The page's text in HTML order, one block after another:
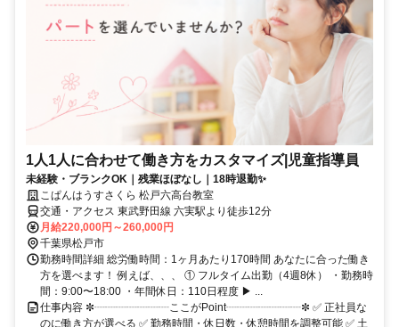
1人1人に合わせて働き方をカスタマイズ|児童指導員
未経験・ブランクOK｜残業ほぼなし｜18時退勤✨
こぱんはうすさくら 松戸六高台教室
交通・アクセス 東武野田線 六実駅より徒歩12分
月給220,000円～260,000円
千葉県松戸市
勤務時間詳細 総労働時間：1ヶ月あたり170時間 あなたに合った働き
方を選べます！ 例えば、、、 ① フルタイム出勤（4週8休） ・勤務時
間：9:00〜18:00 ・年間休日：110日程度 ▶ ...
仕事内容 ✼┈┈┈┈┈┈┈ここがPoint┈┈┈┈┈┈┈✼ ✅ 正社員な
のに働き方が選べる ✅ 勤務時間・休日数・休憩時間を調整可能 ✅ 土